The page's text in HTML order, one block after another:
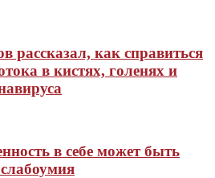
как справиться
в кистях, голенях и
в себе может быть